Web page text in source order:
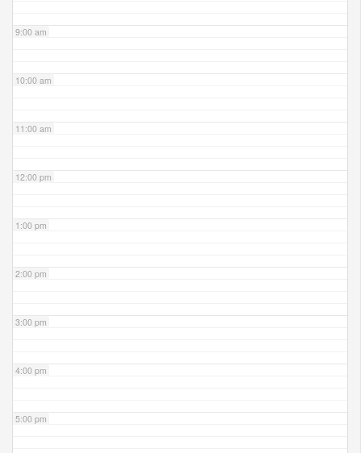
9:00 am
10:00 am
11:00 am
12:00 pm
1:00 pm
2:00 pm
3:00 pm
4:00 pm
5:00 pm